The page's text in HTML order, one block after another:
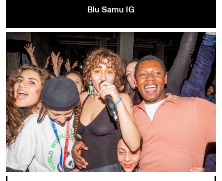
Blu Samu IG